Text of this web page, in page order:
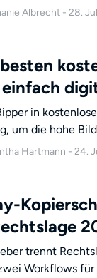
Creator und
Albrecht - 28.
in
um die hohe
zu genießen. In diesem
Hartmann - 24.
trennt
Workflows